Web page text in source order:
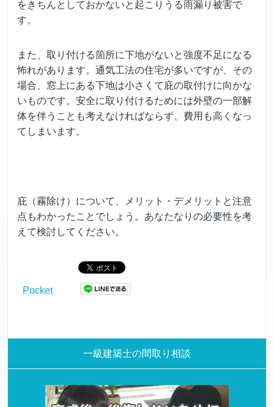
をきちんとしておかないと起こりうる雨漏り被害で
す。
また、取り付ける箇所に下地がないと強度不足になる
怖れがあります。通気工法の住宅が多いですが、その
場合、窓上にある下地は小さくて庇の取付けに向かな
いものです。安全に取り付けるためには外壁の一部解
体を伴うことも考えなければならず、費用も高くなっ
てしまいます。
庇（霧除け）について、メリット・デメリットと注意
点もわかったことでしょう。あなたなりの必要性を考
えて検討してください。
Pocket
一級建築士の間取り相談